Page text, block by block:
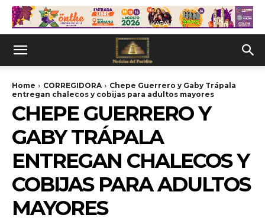
Home CORREGIDORA
Chepe Guerrero y Gaby Trápala
entregan chalecos y cobijas para adultos mayores
CHEPE GUERRERO Y
GABY TRÁPALA
ENTREGAN CHALECOS Y
COBIJAS PARA ADULTOS
MAYORES